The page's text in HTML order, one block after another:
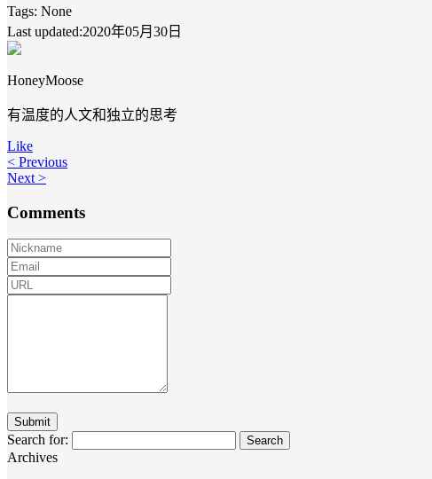
Tags: None
Last updated:2020年05月30日
HoneyMoose
有温度的人文和独立的思考
Like
< Previous
Next >
Comments
Search for:
Archives